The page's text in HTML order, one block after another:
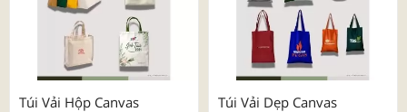
Túi Vải Hộp Canvas Túi Vải Dẹp Canvas